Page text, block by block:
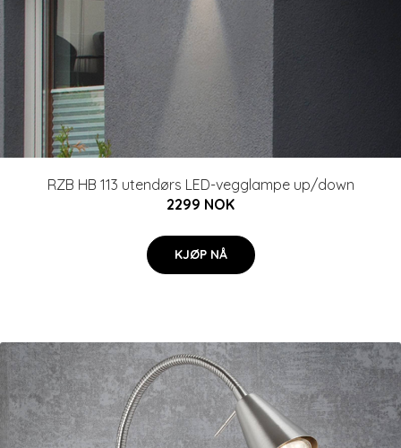
RZB HB 113 utendørs LED-vegglampe up/down
2299 NOK
KJØP NÅ